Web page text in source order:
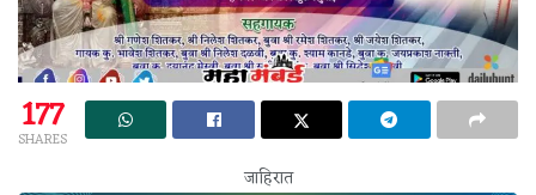
177
SHARES
जाहिरात